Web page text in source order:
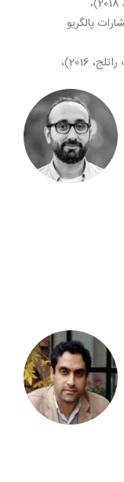
پالگریو
2016)،